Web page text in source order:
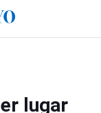
lugar